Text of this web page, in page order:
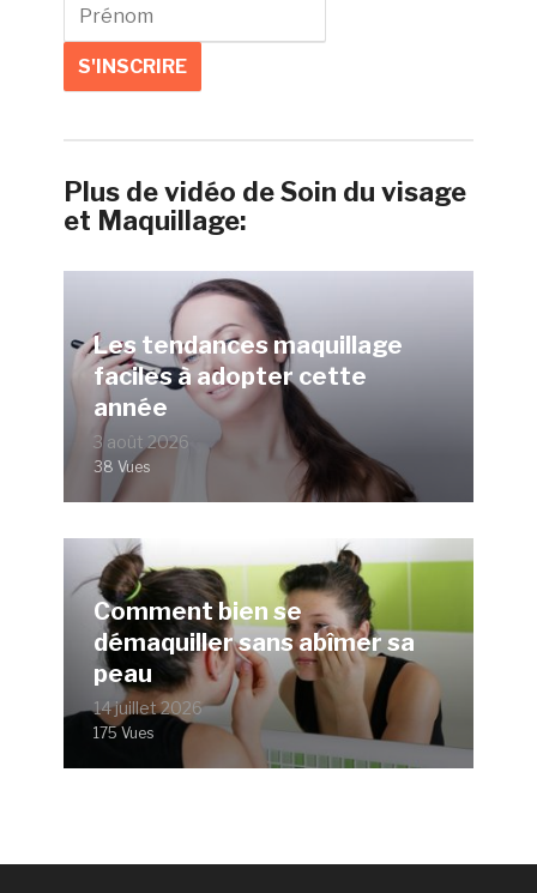
Plus de vidéo de Soin du visage
et Maquillage:
Les tendances maquillage
faciles à adopter cette
année
3 août 2026
38 Vues
Comment bien se
démaquiller sans abîmer sa
peau
14 juillet 2026
175 Vues